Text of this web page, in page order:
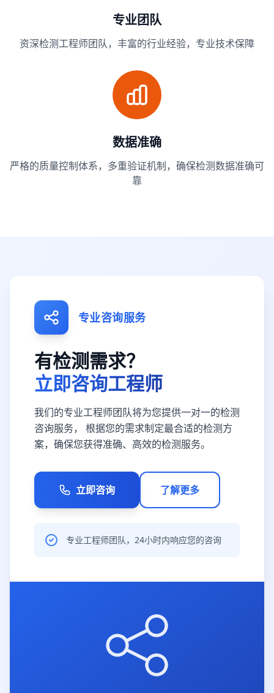
专业团队
资深检测工程师团队，丰富的行业经验，专业技术保障
数据准确
严格的质量控制体系，多重验证机制，确保检测数据准确可
靠
专业咨询服务
有检测需求？
立即咨询工程师
我们的专业工程师团队将为您提供一对一的检测
咨询服务， 根据您的需求制定最合适的检测方
案，确保您获得准确、高效的检测服务。
立即咨询 了解更多
专业工程师团队，24小时内响应您的咨询